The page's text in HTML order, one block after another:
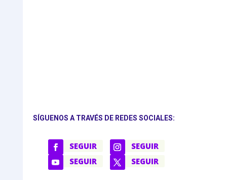
SÍGUENOS A TRAVÉS DE REDES SOCIALES:
SEGUIR
SEGUIR
SEGUIR
SEGUIR